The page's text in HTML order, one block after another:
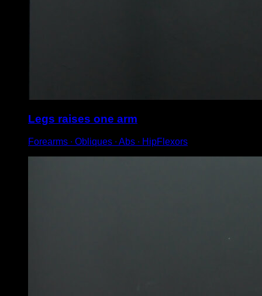
Legs raises one arm
Forearms ∙ Obliques ∙ Abs ∙ HipFlexors